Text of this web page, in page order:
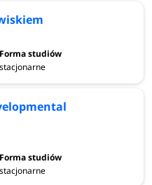
stacjonarne
stacjonarne